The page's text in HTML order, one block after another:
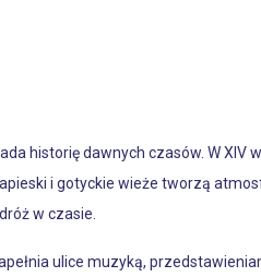
historię dawnych czasów. W XIV
i gotyckie wieże tworzą
w czasie.
ulice muzyką,